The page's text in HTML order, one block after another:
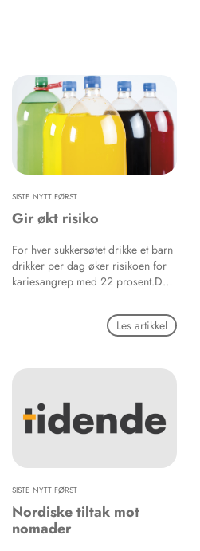
SISTE NYTT FØRST
Gir økt risiko
For hver sukkersøtet drikke et barn
drikker per dag øker risikoen for
kariesangrep med 22 prosent.Det
åtte- og niåringer i staten Georgia
i USA deltok, skriver det svenske
Les artikkel
SISTE NYTT FØRST
Nordiske tiltak mot
nomader